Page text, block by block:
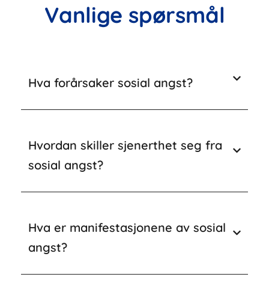
Vanlige spørsmål
Hva forårsaker sosial angst?
Hvordan skiller sjenerthet seg fra
sosial angst?
Hva er manifestasjonene av sosial
angst?